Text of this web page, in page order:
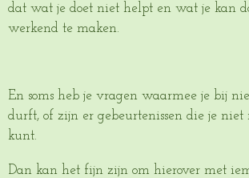
dat wat je doet niet helpt en wat je kan
werkend te maken.
En soms heb je vragen waarmee je bij
durft, of zijn er gebeurtenissen die je
kunt.
Dan kan het fijn zijn om hierover met